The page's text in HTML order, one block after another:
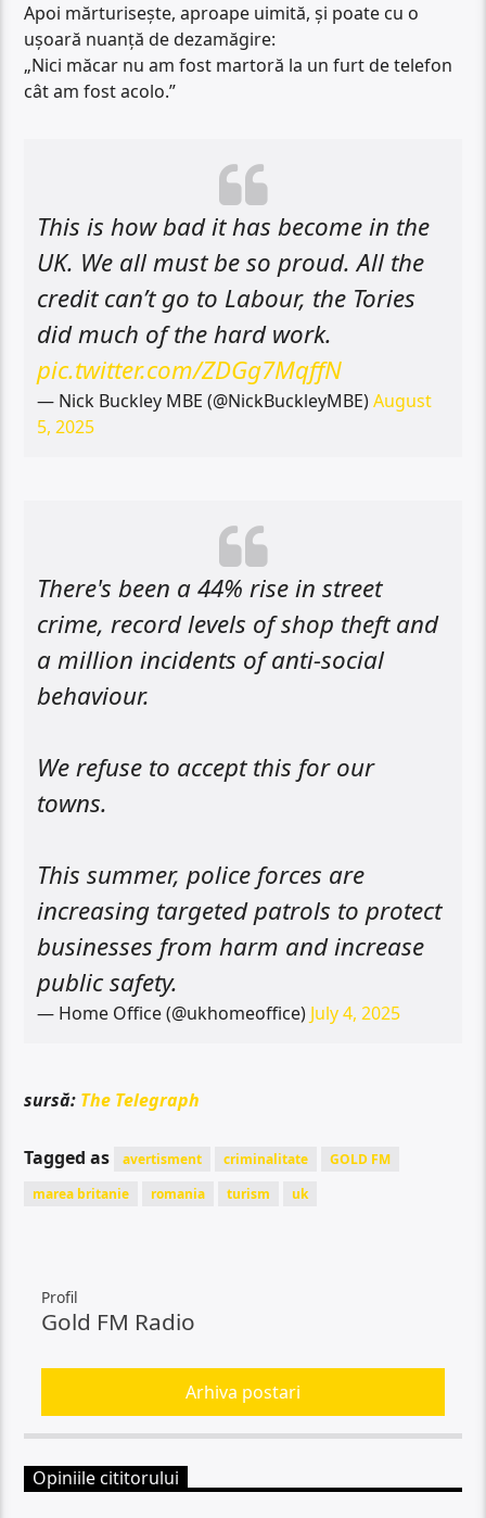
Apoi mărturisește, aproape uimită, și poate cu o
ușoară nuanță de dezamăgire:
„Nici măcar nu am fost martoră la un furt de telefon
cât am fost acolo.”
This is how bad it has become in the
UK. We all must be so proud. All the
credit can’t go to Labour, the Tories
did much of the hard work.
pic.twitter.com/ZDGg7MqffN
— Nick Buckley MBE (@NickBuckleyMBE)August
5, 2025
There's been a 44% rise in street
crime, record levels of shop theft and
a million incidents of anti-social
behaviour.
We refuse to accept this for our
towns.
This summer, police forces are
increasing targeted patrols to protect
businesses from harm and increase
public safety.
— Home Office (@ukhomeoffice) July 4, 2025
sursă: The Telegraph
Tagged as avertisment criminalitate
GOLD FM
marea britanie
romania turism uk
Profil
Gold FM Radio
Arhiva postari
Opiniile cititorului